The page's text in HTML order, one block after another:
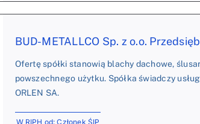
BUD-METALLCO Sp. z o.o.
Ofertę spółki stanowią blachy dachowe,
powszechnego użytku. Spółka świadczy
ORLEN SA.
W RIPH od: Członek ŚIP